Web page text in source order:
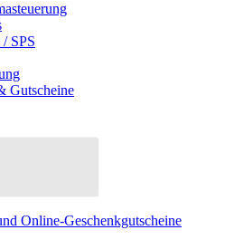
SPS
Gutscheine
Online-Geschenkgutscheine